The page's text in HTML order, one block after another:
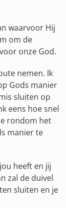
waarvoor Hij
om de
onze God.
nemen. Ik
Gods manier
sluiten op
eens hoe snel
rondom het
manier te
heeft en jij
zal de duivel
sluiten en je